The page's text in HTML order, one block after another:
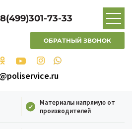
8(499)301-73-33
ОБРАТНЫЙ ЗВОНОК
Материалы напрямую от
производителей